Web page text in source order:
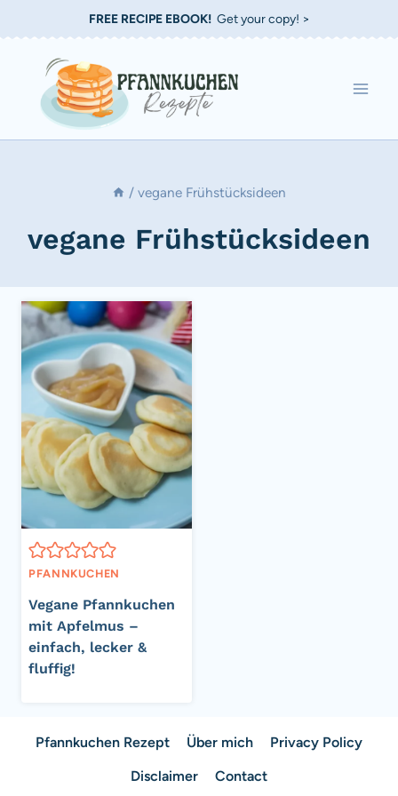
Inhalt
springen
FREE RECIPE EBOOK!Get your copy! >
/ vegane Frühstücksideen
vegane Frühstücksideen
PFANNKUCHEN
Vegane Pfannkuchen
mit Apfelmus –
einfach, lecker &
fluffig!
Pfannkuchen Rezept Über mich
Privacy Policy
Disclaimer
Contact